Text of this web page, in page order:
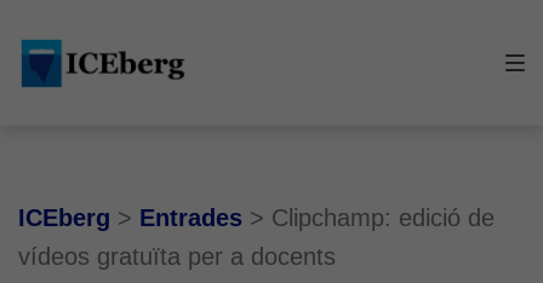
main
content
footer
ICEberg > Entrades > Clipchamp: edició de
vídeos gratuïta per a docents